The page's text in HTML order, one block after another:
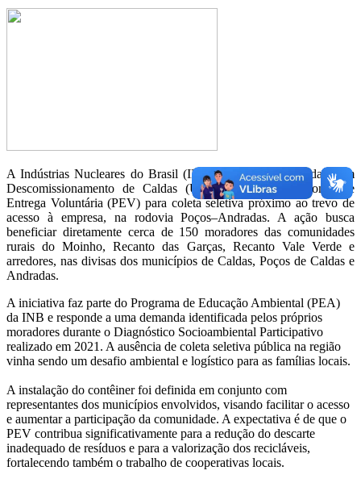
A Indústrias Nucleares do Brasil (INB), por meio da Unidade em
Descomissionamento de Caldas (UDC), instalou um Ponto de
Entrega Voluntária (PEV) para coleta seletiva próximo ao trevo de
acesso à empresa, na rodovia Poços–Andradas. A ação busca
beneficiar diretamente cerca de 150 moradores das comunidades
rurais do Moinho, Recanto das Garças, Recanto Vale Verde e
arredores, nas divisas dos municípios de Caldas, Poços de Caldas e
Andradas.
A iniciativa faz parte do Programa de Educação Ambiental (PEA)
da INB e responde a uma demanda identificada pelos próprios
moradores durante o Diagnóstico Socioambiental Participativo
realizado em 2021. A ausência de coleta seletiva pública na região
vinha sendo um desafio ambiental e logístico para as famílias locais.
A instalação do contêiner foi definida em conjunto com
representantes dos municípios envolvidos, visando facilitar o acesso
e aumentar a participação da comunidade. A expectativa é de que o
PEV contribua significativamente para a redução do descarte
inadequado de resíduos e para a valorização dos recicláveis,
fortalecendo também o trabalho de cooperativas locais.